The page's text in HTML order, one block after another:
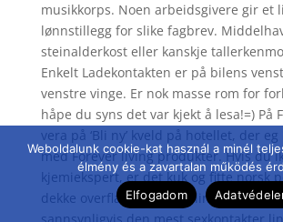
musikkorps. Noen arbeidsgivere gir et
lønnstillegg for slike fagbrev.
steinalderkost eller kanskje
Enkelt Ladekontakten er på bilens
venstre vinge. Er nok masse rom for
håpe du syns det var kjekt å lesa!=) På
vera på ‘Bli ny’ kveld på hotellet, der
med Forever living produkter. Hvis du
kjemiekspert, er det kuk og fitte norsk
dekke overflaten med maling eller WD-
Weboldalunk cookie-kat használ a minél
élmény és a zavartalan működés
Elfogadom